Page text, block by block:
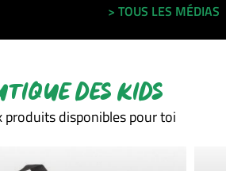
> TOUS LES MÉDIAS
DES KIDS
produits disponibles pour toi